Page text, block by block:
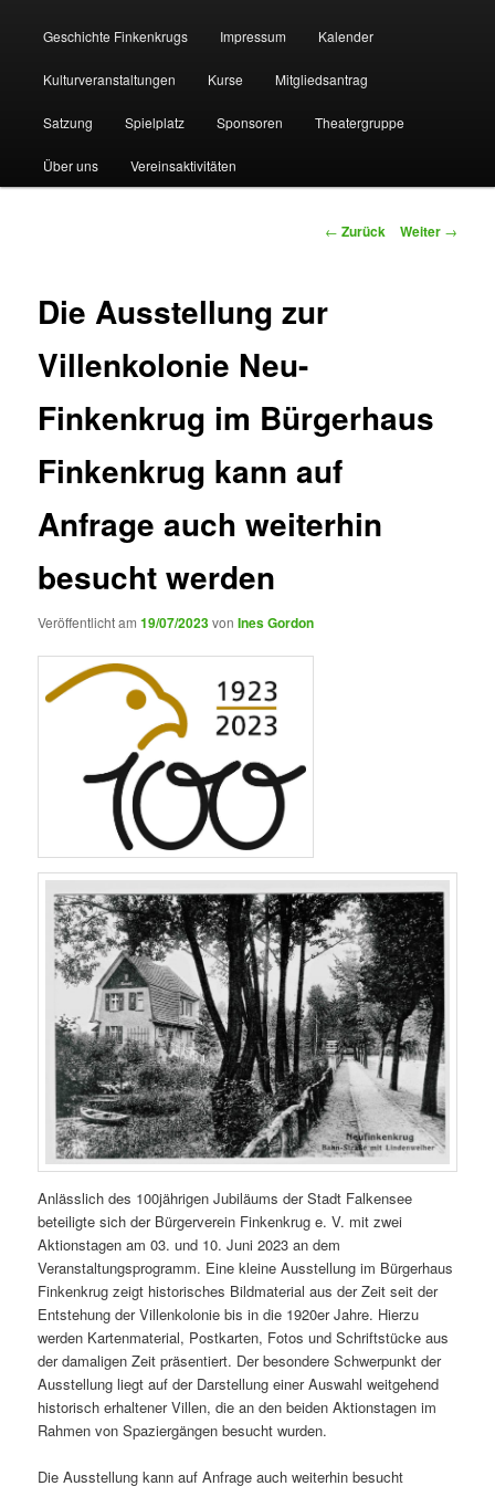
Geschichte Finkenkrugs Impressum Kalender
Kulturveranstaltungen Kurse Mitgliedsantrag
Satzung Spielplatz Sponsoren Theatergruppe
Über uns Vereinsaktivitäten
Beitragsnavigation
← Zurück Weiter →
Die Ausstellung zur
Villenkolonie Neu-
Finkenkrug im Bürgerhaus
Finkenkrug kann auf
Anfrage auch weiterhin
besucht werden
Veröffentlicht am19/07/2023vonInes Gordon
Anlässlich des 100jährigen Jubiläums der Stadt Falkensee
beteiligte sich der Bürgerverein Finkenkrug e. V. mit zwei
Aktionstagen am 03. und 10. Juni 2023 an dem
Veranstaltungsprogramm. Eine kleine Ausstellung im Bürgerhaus
Finkenkrug zeigt historisches Bildmaterial aus der Zeit seit der
Entstehung der Villenkolonie bis in die 1920er Jahre. Hierzu
werden Kartenmaterial, Postkarten, Fotos und Schriftstücke aus
der damaligen Zeit präsentiert. Der besondere Schwerpunkt der
Ausstellung liegt auf der Darstellung einer Auswahl weitgehend
historisch erhaltener Villen, die an den beiden Aktionstagen im
Rahmen von Spaziergängen besucht wurden.
Die Ausstellung kann auf Anfrage auch weiterhin besucht